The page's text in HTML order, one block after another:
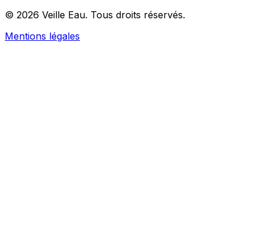
© 2026 Veille Eau. Tous droits réservés.
Mentions légales